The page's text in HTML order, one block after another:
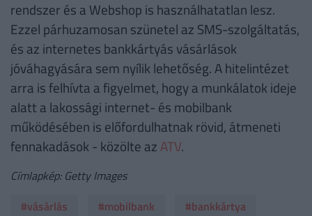
rendszer és a Webshop is használhatatlan lesz.
Ezzel párhuzamosan szünetel az SMS-szolgáltatás,
és az internetes bankkártyás vásárlások
jóváhagyására sem nyílik lehetőség. A hitelintézet
arra is felhívta a figyelmet, hogy a munkálatok ideje
alatt a lakossági internet- és mobilbank
működésében is előfordulhatnak rövid, átmeneti
fennakadások - közölte az ATV.
Címlapkép: Getty Images
#vásárlás
#mobilbank
#bankkártya